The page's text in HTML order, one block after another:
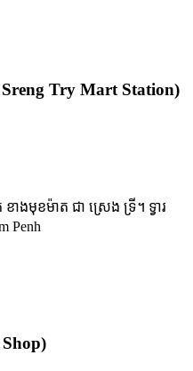
Try Mart Station)
មុខម៉ាត ជា ស្រេង ទ្រី។ ទ្វារ
Penh